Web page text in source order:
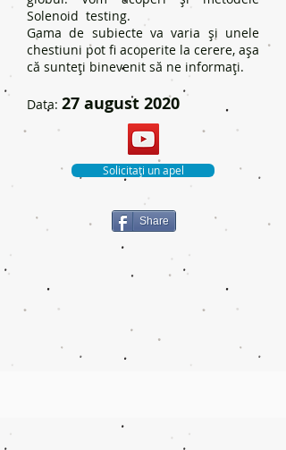
Solenoid testing.
Gama de subiecte va varia și unele
chestiuni pot fi acoperite la cerere, așa
că sunteți binevenit să ne informați.
Data: 27 august 2020
Solicitați un apel
Share